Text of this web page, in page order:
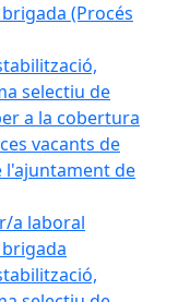
brigada (Procés
selectiu de
a la cobertura
vacants de
l'ajuntament de
a laboral
brigada